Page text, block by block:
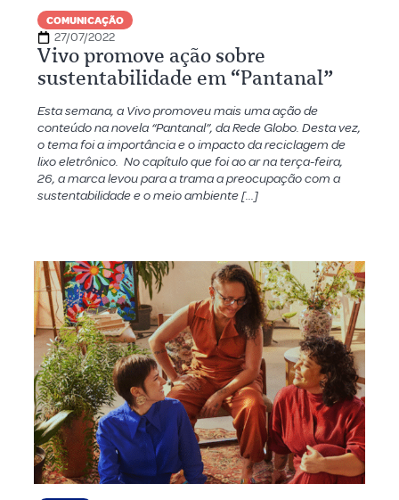
COMUNICAÇÃO
27/07/2022
Vivo promove ação sobre
sustentabilidade em “Pantanal”
Esta semana, a Vivo promoveu mais uma ação de
conteúdo na novela “Pantanal”, da Rede Globo. Desta vez,
o tema foi a importância e o impacto da reciclagem de
lixo eletrônico. No capítulo que foi ao ar na terça-feira,
26, a marca levou para a trama a preocupação com a
sustentabilidade e o meio ambiente […]